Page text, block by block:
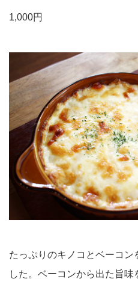
1,000円
たっぷりのキノコとベーコン
した。ベーコンから出た旨